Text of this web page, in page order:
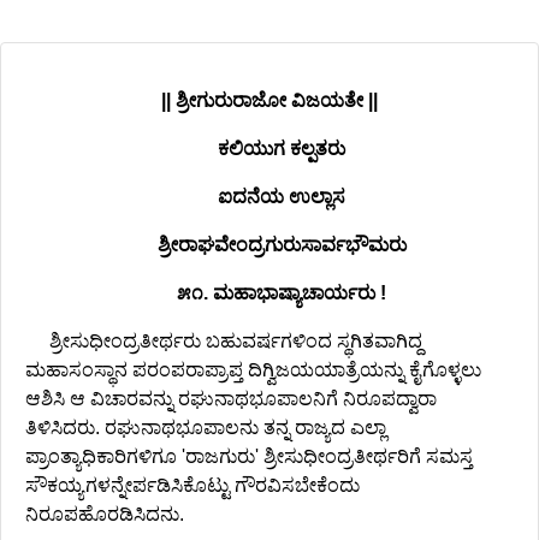
|| ಶ್ರೀಗುರುರಾಜೋ ವಿಜಯತೇ ||
ಕಲಿಯುಗ ಕಲ್ಪತರು
ಐದನೆಯ ಉಲ್ಲಾಸ
ಶ್ರೀರಾಘವೇಂದ್ರಗುರುಸಾರ್ವಭೌಮರು
೫೧. ಮಹಾಭಾಷ್ಯಾಚಾರ್ಯರು !
ಶ್ರೀಸುಧೀಂದ್ರತೀರ್ಥರು ಬಹುವರ್ಷಗಳಿಂದ ಸ್ಥಗಿತವಾಗಿದ್ದ
ಮಹಾಸಂಸ್ಥಾನ ಪರಂಪರಾಪ್ರಾಪ್ತ ದಿಗ್ವಿಜಯಯಾತ್ರೆಯನ್ನು ಕೈಗೊಳ್ಳಲು
ಆಶಿಸಿ ಆ ವಿಚಾರವನ್ನು ರಘುನಾಥಭೂಪಾಲನಿಗೆ ನಿರೂಪದ್ವಾರಾ
ತಿಳಿಸಿದರು. ರಘುನಾಥಭೂಪಾಲನು ತನ್ನ ರಾಜ್ಯದ ಎಲ್ಲಾ
ಪ್ರಾಂತ್ಯಾಧಿಕಾರಿಗಳಿಗೂ 'ರಾಜಗುರು' ಶ್ರೀಸುಧೀಂದ್ರತೀರ್ಥರಿಗೆ ಸಮಸ್ತ
ಸೌಕಯ್ಯಗಳನ್ನೇರ್ಪಡಿಸಿಕೊಟ್ಟು ಗೌರವಿಸಬೇಕೆಂದು
ನಿರೂಪಹೊರಡಿಸಿದನು.